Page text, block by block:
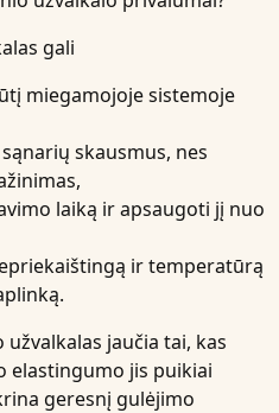
gali
miegamojoje sistemoje
skausmus, nes
laiką ir apsaugoti jį nuo
ir temperatūrą
jaučia tai, kas
elastingumo jis puikiai
geresnį gulėjimo